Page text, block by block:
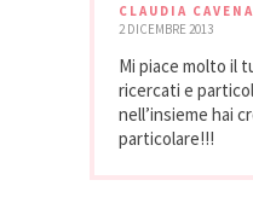
CLAUDIA
2 DICEMBRE 2013
Mi piace molto il
ricercati e
nell’insieme hai
particolare!!!